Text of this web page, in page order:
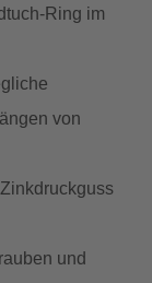
Ring im
von
und